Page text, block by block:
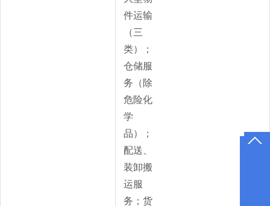
件运输
（三
类）；
仓储服
务（除
危险化
学
品）；
配送、
装卸搬
运服
务；货